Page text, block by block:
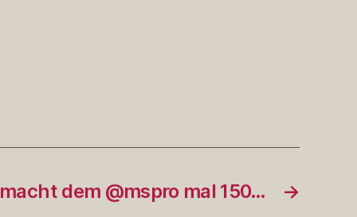
→
dem @mspro mal 150…